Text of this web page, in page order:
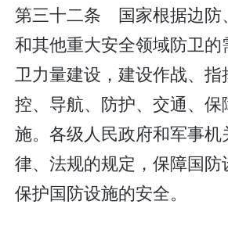
第三十二条 国家根据边防
和其他重大安全领域防卫
卫力量建设，建设作战、
控、导航、防护、交通、保
施。各级人民政府和军事
律、法规的规定，保障国防
保护国防设施的安全。